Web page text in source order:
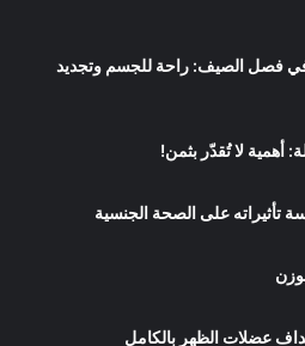
في فصل الصيف: راحة للجسم وتجديد
أهمية لا تُقدّر بثمن!
تأثيراته على الصحة الجنسية
عضلات الظهر بالكامل